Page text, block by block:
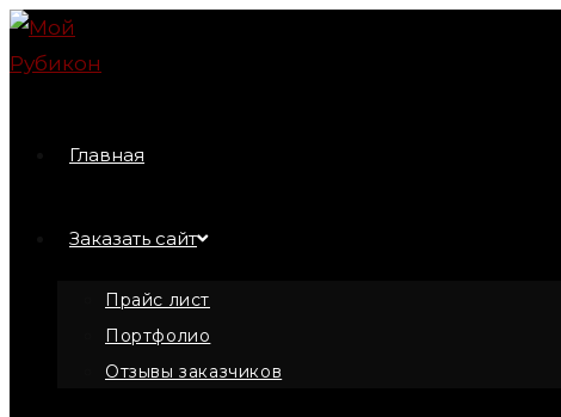
Перейти
к
Главная
Заказать сайт
Прайс лист
Портфолио
Отзывы заказчиков